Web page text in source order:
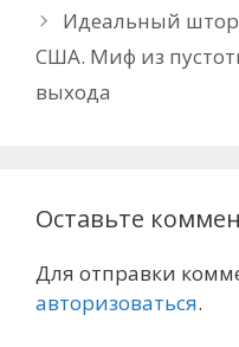
Идеальный
США. Миф из
выхода
Оставьте
Для отправки
авторизоваться.